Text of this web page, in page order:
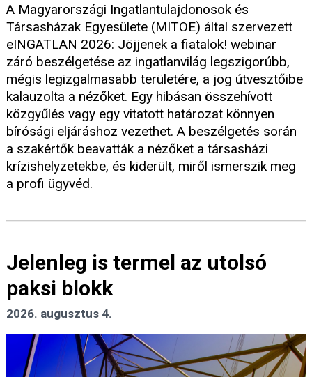
A Magyarországi Ingatlantulajdonosok és
Társasházak Egyesülete (MITOE) által szervezett
eINGATLAN 2026: Jöjjenek a fiatalok! webinar
záró beszélgetése az ingatlanvilág legszigorúbb,
mégis legizgalmasabb területére, a jog útvesztőibe
kalauzolta a nézőket. Egy hibásan összehívott
közgyűlés vagy egy vitatott határozat könnyen
bírósági eljáráshoz vezethet. A beszélgetés során
a szakértők beavatták a nézőket a társasházi
krízishelyzetekbe, és kiderült, miről ismerszik meg
a profi ügyvéd.
Jelenleg is termel az utolsó
paksi blokk
2026. augusztus 4.